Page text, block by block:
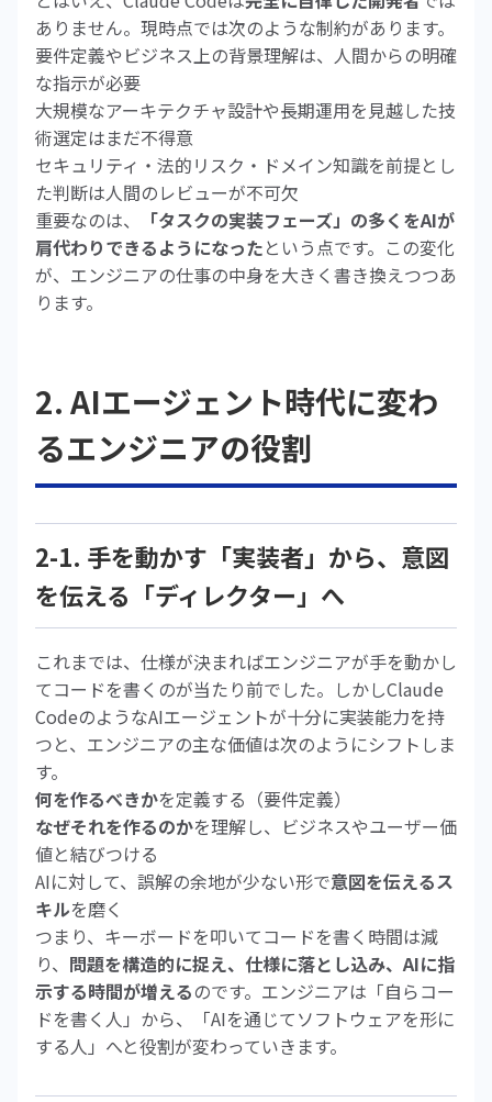
ありません。現時点では次のような制約があります。
要件定義やビジネス上の背景理解は、人間からの明確
な指示が必要
大規模なアーキテクチャ設計や長期運用を見越した技
術選定はまだ不得意
セキュリティ・法的リスク・ドメイン知識を前提とし
た判断は人間のレビューが不可欠
重要なのは、
「タスクの実装フェーズ」の多くをAIが
肩代わりできるようになったという点です。この変化
が、エンジニアの仕事の中身を大きく書き換えつつあ
ります。
2. AIエージェント時代に変わ
るエンジニアの役割
2-1. 手を動かす「実装者」から、意図
を伝える「ディレクター」へ
これまでは、仕様が決まればエンジニアが手を動かし
てコードを書くのが当たり前でした。しかしClaude
CodeのようなAIエージェントが十分に実装能力を持
つと、エンジニアの主な価値は次のようにシフトしま
す。
何を作るべきかを定義する（要件定義）
なぜそれを作るのかを理解し、ビジネスやユーザー価
値と結びつける
AIに対して、誤解の余地が少ない形で意図を伝えるス
キルを磨く
つまり、キーボードを叩いてコードを書く時間は減
り、 問題を構造的に捉え、仕様に落とし込み、AIに指
示する時間が増えるのです。エンジニアは「自らコー
ドを書く人」から、「AIを通じてソフトウェアを形に
する人」へと役割が変わっていきます。